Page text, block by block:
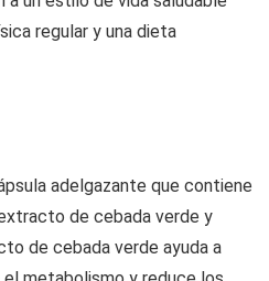
regular y una dieta
adelgazante que contiene
de cebada verde y
de cebada verde ayuda a